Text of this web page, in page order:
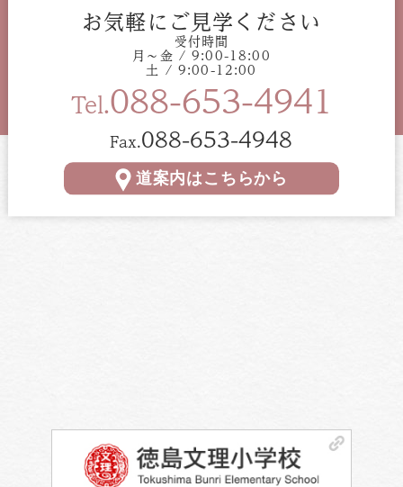
お気軽にご見学ください
受付時間
月〜金 / 9:00-18:00
土 / 9:00-12:00
Tel.088-653-4941
Fax.088-653-4948
道案内はこちらから